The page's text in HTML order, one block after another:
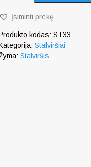
Įsiminti prekę
kodas:ST33
Stalviršiai
Stalviršis